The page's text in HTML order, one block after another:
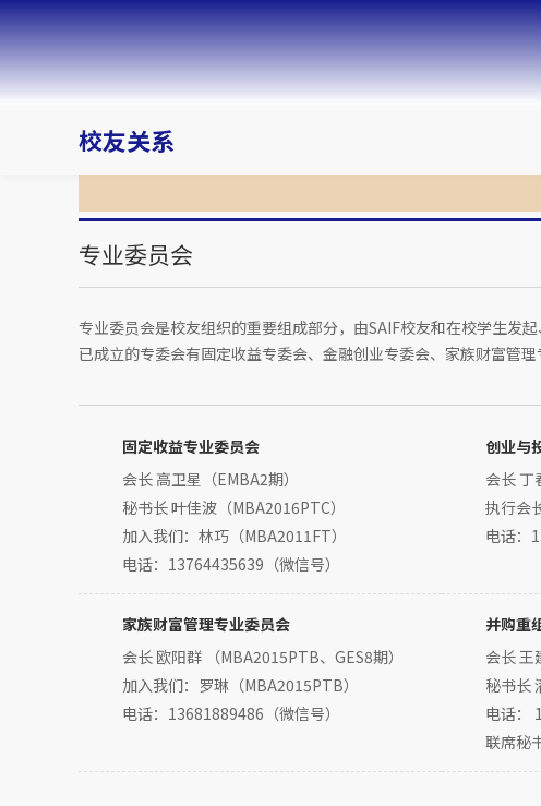
校友关系
专业委员会
专业委员会是校友组织的重要组成部分，由SAIF校友和在校学生发
已成立的专委会有固定收益专委会、金融创业专委会、家族财富管理
固定收益专业委员会
会长 高卫星（EMBA2期）
秘书长 叶佳波（MBA2016PTC）
加入我们：林巧（MBA2011FT）
电话：13764435639（微信号）
创业与
会长 丁
执行会
电话：
家族财富管理专业委员会
会长 欧阳群 （MBA2015PTB、GES8期）
加入我们：罗琳（MBA2015PTB）
电话：13681889486（微信号）
并购重
会长 王
秘书长
电话：
联席秘